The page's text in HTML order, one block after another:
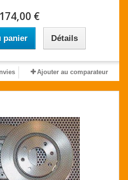
174,00 €
panier Détails
Ajouter au comparateur